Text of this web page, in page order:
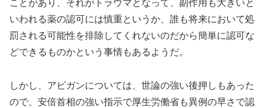
ことがあり、それがトラウマとなって、副作用も大きいと
いわれる薬の認可には慎重というか、誰も将来において処
罰される可能性を排除してくれないのだから簡単に認可な
どできるものかという事情もあるようだ。
しかし、アビガンについては、世論の強い後押しもあった
ので、安倍首相の強い指示で厚生労働省も異例の早さで認